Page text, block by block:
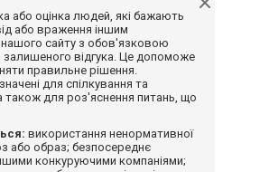
або оцінка людей, які бажають
або враження іншим
сайту з обов'язковою
залишеного відгука. Це допоможе
правильне рішення.
для спілкування та
також для роз'яснення питань, що
використання ненормативної
або образ; безпосереднє
конкуруючими компаніями;